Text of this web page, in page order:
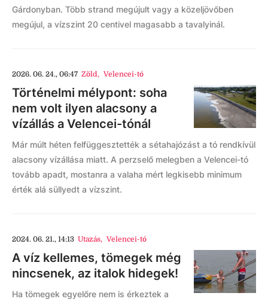
Gárdonyban. Több strand megújult vagy a közeljövőben
megújul, a vízszint 20 centivel magasabb a tavalyinál.
2026. 06. 24., 06:47 Zöld, Velencei-tó
Történelmi mélypont: soha
nem volt ilyen alacsony a
vízállás a Velencei-tónál
Már múlt héten felfüggesztették a sétahajózást a tó rendkívül
alacsony vízállása miatt. A perzselő melegben a Velencei-tó
tovább apadt, mostanra a valaha mért legkisebb minimum
érték alá süllyedt a vízszint.
2024. 06. 21., 14:13 Utazás, Velencei-tó
A víz kellemes, tömegek még
nincsenek, az italok hidegek!
Ha tömegek egyelőre nem is érkeztek a